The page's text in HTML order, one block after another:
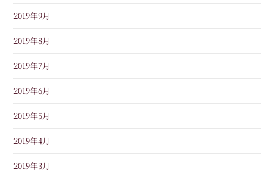
2019年9月
2019年8月
2019年7月
2019年6月
2019年5月
2019年4月
2019年3月